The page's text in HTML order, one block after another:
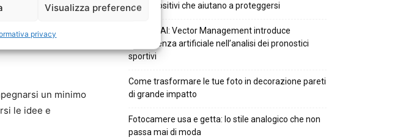
Visualizza preference
privacy
chi vuole solo fare
occasionali.
un minimo
le idee e
dei dispositivi che aiutano a proteggersi
Gambla AI: Vector Management introduce
l’intelligenza artificiale nell’analisi dei pronostici
sportivi
Come trasformare le tue foto in decorazione pareti
di grande impatto
Fotocamere usa e getta: lo stile analogico che non
passa mai di moda